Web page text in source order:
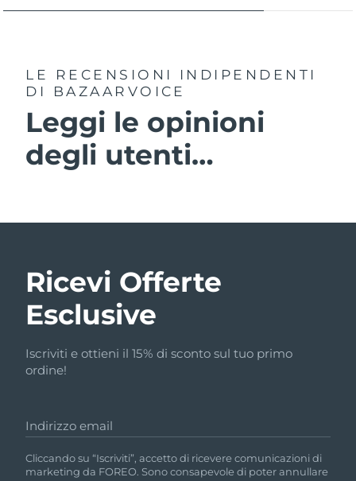
LE RECENSIONI INDIPENDENTI
DI BAZAARVOICE
Leggi le opinioni
degli utenti…
Ricevi Offerte
Esclusive
Iscriviti e ottieni il 15% di sconto sul tuo primo
ordine!
Indirizzo email
Cliccando su “Iscriviti”, accetto di ricevere comunicazioni di
marketing da FOREO. Sono consapevole di poter annullare